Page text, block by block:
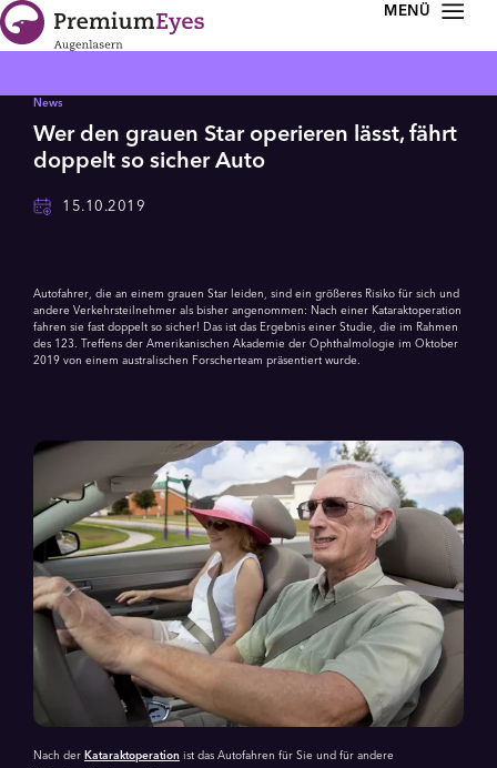
Zur Navigation springen
Zum Inhalt springen
News
Wer den grauen Star operieren lässt, fährt
doppelt so sicher Auto
15.10.2019
Autofahrer, die an einem grauen Star leiden, sind ein größeres Risiko für sich und
andere Verkehrsteilnehmer als bisher angenommen: Nach einer Kataraktoperation
fahren sie fast doppelt so sicher! Das ist das Ergebnis einer Studie, die im Rahmen
des 123. Treffens der Amerikanischen Akademie der Ophthalmologie im Oktober
2019 von einem australischen Forscherteam präsentiert wurde.
Nach der Kataraktoperation ist das Autofahren für Sie und für andere